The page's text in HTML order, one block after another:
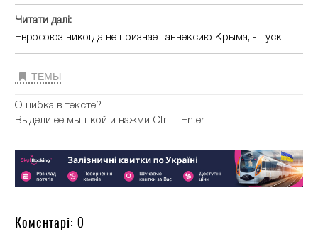
Читати далі:
Евросоюз никогда не признает аннексию Крыма, - Туск
ТЕМЫ
Ошибка в тексте?
Выдели ее мышкой и нажми Ctrl + Enter
Коментарі: 0